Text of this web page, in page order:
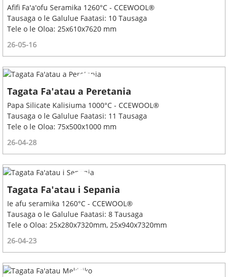
Afifi Fa'a'ofu Seramika 1260°C - CCEWOOL®
Tausaga o le Galulue Faatasi: 10 Tausaga
Tele o le Oloa: 25x610x7620 mm
26-05-16
Tagata Fa'atau a Peretania
Papa Silicate Kalisiuma 1000°C - CCEWOOL®
Tausaga o le Galulue Faatasi: 11 Tausaga
Tele o le Oloa: 75x500x1000 mm
26-04-28
Tagata Fa'atau i Sepania
Ie afu seramika 1260°C - CCEWOOL®
Tausaga o le Galulue Faatasi: 8 Tausaga
Tele o Oloa: 25x280x7320mm, 25x940x7320mm
26-04-23